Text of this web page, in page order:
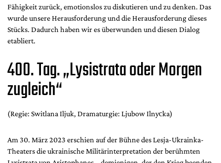
Fähigkeit zurück, emotionslos zu diskutieren und zu denken. Das
wurde unsere Herausforderung und die Herausforderung dieses
Stücks. Dadurch haben wir es überwunden und diesen Dialog
etabliert.
400. Tag. „Lysistrata oder Morgen
zugleich“
(Regie: Switlana Iljuk, Dramaturgie: Ljubow Ilnyсka)
Am 30. März 2023 erschien auf der Bühne des Lesja-Ukrainka-
Theaters die ukrainische Militärinterpretation der berühmten